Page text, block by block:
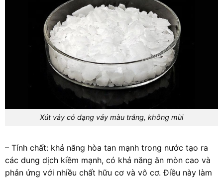
Xút vảy có dạng vảy màu trắng, không mùi
– Tính chất: khả năng hòa tan mạnh trong nước tạo ra
các dung dịch kiềm mạnh, có khả năng ăn mòn cao và
phản ứng với nhiều chất hữu cơ và vô cơ. Điều này làm